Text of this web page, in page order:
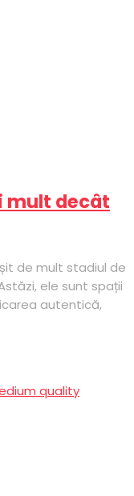
mult decât
de mult stadiul de
ele sunt spații
autentică,